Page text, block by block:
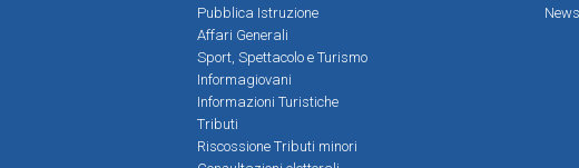
Pubblica Istruzione
Affari Generali
Sport, Spettacolo e Turismo
Informagiovani
Informazioni Turistiche
Tributi
Riscossione Tributi minori